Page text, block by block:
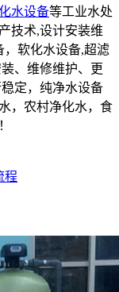
水设备等工业水处
技术,设计安装维
，软化水设备,超滤
、维修维护、更
定，纯净水设备
，农村净化水，食
程